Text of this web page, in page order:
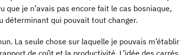
je n’avais pas encore fait le cas bosniaque,
déterminant qui pouvait tout changer.
La seule chose sur laquelle je pouvais m’établir
de coût et la productivité. L’idée des carrés